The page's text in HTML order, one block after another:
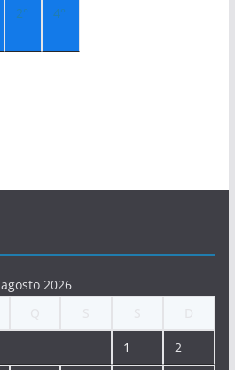
2°
4°
agosto 2026
1 2